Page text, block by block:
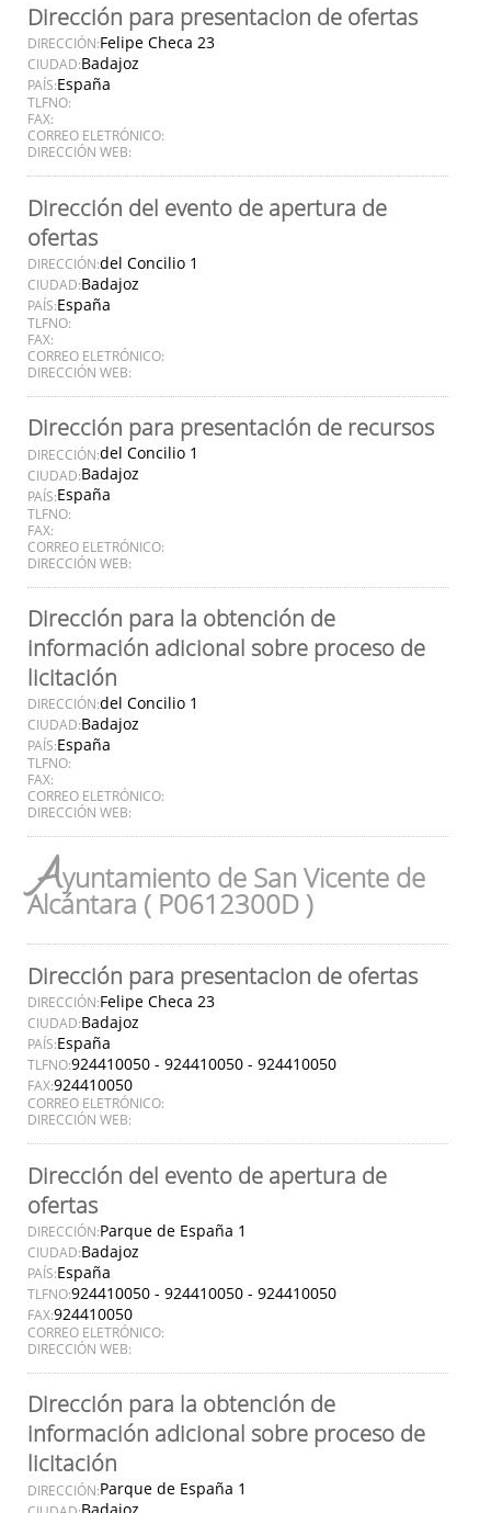
Dirección para presentacion de ofertas
DIRECCIÓN:Felipe Checa 23
CIUDAD:Badajoz
PAÍS:España
TLFNO:
FAX:
CORREO ELETRÓNICO:
DIRECCIÓN WEB:
Dirección del evento de apertura de
ofertas
DIRECCIÓN:del Concilio 1
CIUDAD:Badajoz
PAÍS:España
TLFNO:
FAX:
CORREO ELETRÓNICO:
DIRECCIÓN WEB:
Dirección para presentación de recursos
DIRECCIÓN:del Concilio 1
CIUDAD:Badajoz
PAÍS:España
TLFNO:
FAX:
CORREO ELETRÓNICO:
DIRECCIÓN WEB:
Dirección para la obtención de
información adicional sobre proceso de
licitación
DIRECCIÓN:del Concilio 1
CIUDAD:Badajoz
PAÍS:España
TLFNO:
FAX:
CORREO ELETRÓNICO:
DIRECCIÓN WEB:
Ayuntamiento de San Vicente de
Alcántara ( P0612300D )
Dirección para presentacion de ofertas
DIRECCIÓN:Felipe Checa 23
CIUDAD:Badajoz
PAÍS:España
TLFNO:924410050 - 924410050 - 924410050
FAX:924410050
CORREO ELETRÓNICO:
DIRECCIÓN WEB:
Dirección del evento de apertura de
ofertas
DIRECCIÓN:Parque de España 1
CIUDAD:Badajoz
PAÍS:España
TLFNO:924410050 - 924410050 - 924410050
FAX:924410050
CORREO ELETRÓNICO:
DIRECCIÓN WEB:
Dirección para la obtención de
información adicional sobre proceso de
licitación
DIRECCIÓN:Parque de España 1